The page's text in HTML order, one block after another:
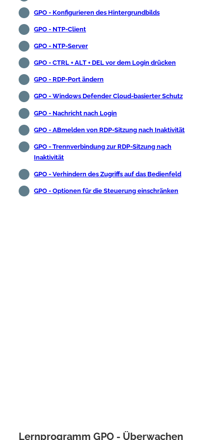
GPO - Konfigurieren des Hintergrundbilds
GPO - NTP-Client
GPO - NTP-Server
GPO - CTRL + ALT + DEL vor dem Login drücken
GPO - RDP-Port ändern
GPO - Windows Defender Cloud-basierter Schutz
GPO - Nachricht nach Login
GPO - ABmelden von RDP-Sitzung nach Inaktivität
GPO - Trennverbindung zur RDP-Sitzung nach
Inaktivität
GPO - Verhindern des Zugriffs auf das Bedienfeld
GPO - Optionen für die Steuerung einschränken
Lernprogramm GPO - Überwachen